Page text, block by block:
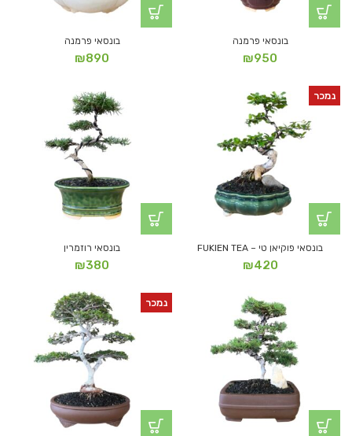
בונסאי פרמנה
₪950
בונסאי פרמנה
₪890
נמכר
בונסאי פוקיאן טי – FUKIEN TEA
₪420
בונסאי רוזמרין
₪380
נמכר